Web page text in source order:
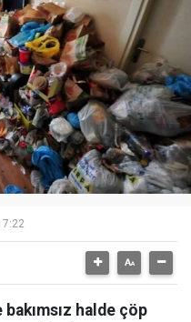
bakımsız halde çöp